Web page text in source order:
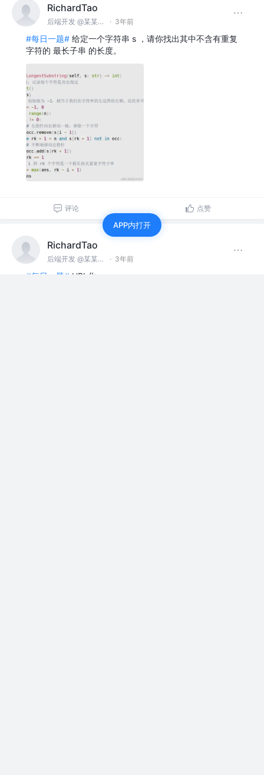
RichardTao
后端开发 @某某科技公司 · 3年前
#每日一题# 给定一个字符串 s ，请你找出其中不含有重复
字符的 最长子串 的长度。
评论 点赞
RichardTao
后端开发 @某某科技公司 · 3年前
#每日一题# URL化
APP内打开